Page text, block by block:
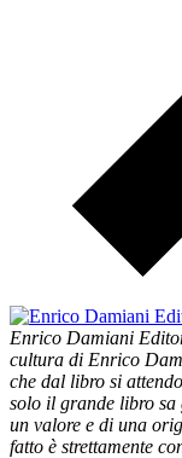
Enrico Damiani
cultura di Enrico
che dal libro si
solo il grande libro sa
un valore e di una
fatto è strettamente